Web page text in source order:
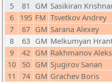
5
81 GM Sasikiran
6
195 FM Tsvetkov Andrey
7
67 GM Sarana Alexey
8
63 GM Melkumyan
9
42 GM Rakhmanov
10
50 GM Sjugirov Sanan
11
74 GM Grachev Boris